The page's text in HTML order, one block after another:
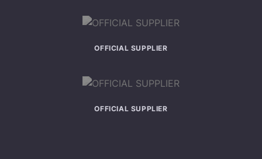
OFFICIAL SUPPLIER
OFFICIAL SUPPLIER